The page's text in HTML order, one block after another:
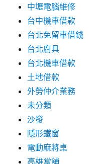
中壢電腦維修
台中機車借款
台北免留車借錢
台北廚具
台北機車借款
土地借款
外勞仲介業務
未分類
沙發
隱形鐵窗
電動麻將桌
高雄當舖